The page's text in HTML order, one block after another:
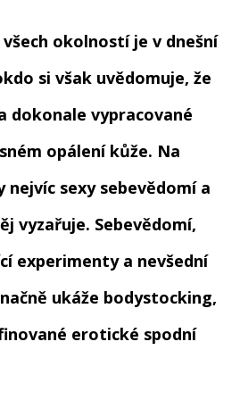
okolností je v dnešní
si však uvědomuje, že
dokonale vypracované
opálení kůže. Na
nejvíc sexy sebevědomí a
vyzařuje. Sebevědomí,
experimenty a nevšední
ukáže bodystocking,
erotické spodní